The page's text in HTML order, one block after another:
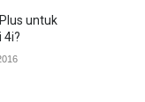
untuk
4i?